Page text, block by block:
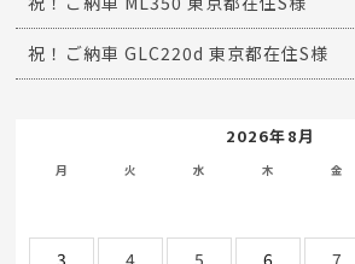
祝！ご納車 GLC220d 東京都在住S様
2026年8月
月 火 水 木 金